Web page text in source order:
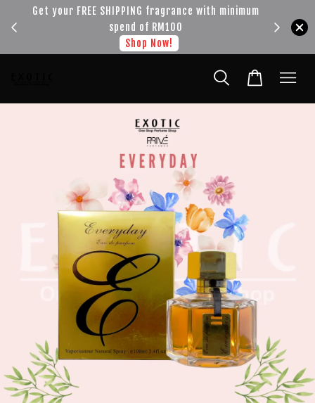
Get your FREE SHIPPING fragrance with minimum
spend of RM100
Shop Now!